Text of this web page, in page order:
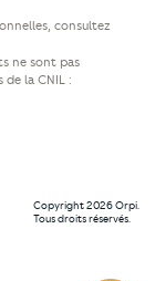
consultez
ne sont pas
la CNIL :
Copyright 2026 Orpi.
Tous droits réservés.